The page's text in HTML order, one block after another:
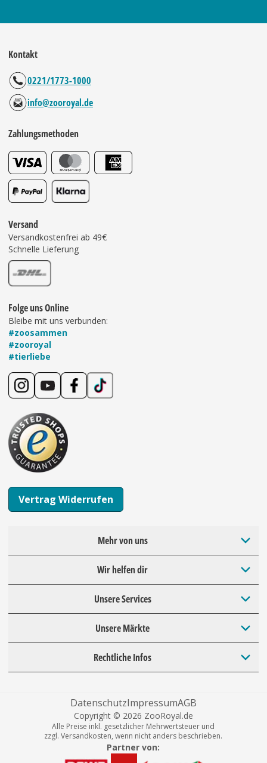
Kontakt
0221/1773-1000
info@zooroyal.de
Zahlungsmethoden
Versand
Versandkostenfrei ab 49€
Schnelle Lieferung
Folge uns Online
Bleibe mit uns verbunden:
#zoosammen
#zooroyal
#tierliebe
Vertrag Widerrufen
Mehr von uns
Wir helfen dir
Unsere Services
Unsere Märkte
Rechtliche Infos
DatenschutzImpressumAGB
Copyright © 2026 ZooRoyal.de
Alle Preise inkl. gesetzlicher Mehrwertsteuer und
zzgl. Versandkosten, wenn nicht anders beschrieben.
Partner von: